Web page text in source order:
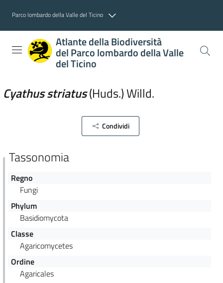
Parco lombardo della Valle del Ticino
Atlante della Biodiversità
del Parco lombardo della Valle
del Ticino
Cyathusstriatus(Huds.)Willd.
Condividi
Tassonomia
Regno
Fungi
Phylum
Basidiomycota
Classe
Agaricomycetes
Ordine
Agaricales